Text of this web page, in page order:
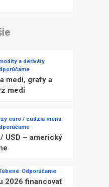
a deriváty
medi, grafy a
medi
euro / cudzia mena
/ USD – americký
Odporúčame
2026 financovať